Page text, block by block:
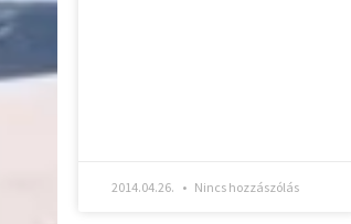
2014.04.26. Nincs hozzászólás